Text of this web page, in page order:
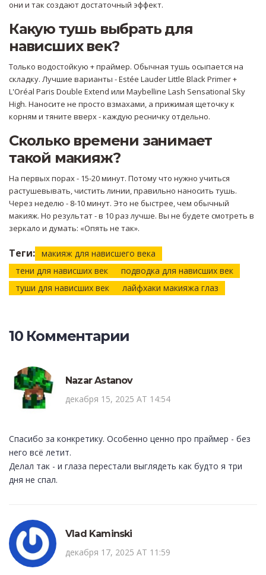
они и так создают достаточный эффект.
Какую тушь выбрать для
нависших век?
Только водостойкую + праймер. Обычная тушь осыпается на
складку. Лучшие варианты - Estée Lauder Little Black Primer +
L'Oréal Paris Double Extend или Maybelline Lash Sensational Sky
High. Наносите не просто взмахами, а прижимая щеточку к
корням и тяните вверх - каждую ресничку отдельно.
Сколько времени занимает
такой макияж?
На первых порах - 15-20 минут. Потому что нужно учиться
растушевывать, чистить линии, правильно наносить тушь.
Через неделю - 8-10 минут. Это не быстрее, чем обычный
макияж. Но результат - в 10 раз лучше. Вы не будете смотреть в
зеркало и думать: «Опять не так».
Теги: макияж для нависшего века
тени для нависших век
подводка для нависших век
туши для нависших век
лайфхаки макияжа глаз
10 Комментарии
Nazar Astanov
декабря 15, 2025 AT 14:54
Спасибо за конкретику. Особенно ценно про праймер - без
него всё летит.
Делал так - и глаза перестали выглядеть как будто я три
дня не спал.
Vlad Kaminski
декабря 17, 2025 AT 11:59